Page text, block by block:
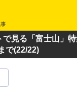
で見る「富士山」
で(22/22)